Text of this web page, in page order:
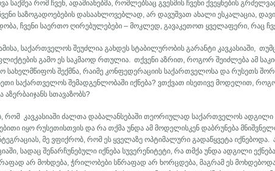
საქმეა რომ ჩვენ, ადამიანებმა, რომლებსაც გვესმის ჩვენი ქვეყნების
საზოგადოებების დასაახლოვებლად, არ დავუშვათ ახალი ესკალაცია,
ჩვენი საერთო ღირებულებები – მოკლედ, გავაკეთოთ ყველაფერი, რაც
საქართველოს შეუძლია გახდეს სტაბილურობის გარანტი კავკასიაში,
გამო ეს საკმაოდ რთულია. თქვენი აზრით, როგორ შეიძლება ამ
სახელმწიფოს შექმნა, რაიმე კონფედერაციის საქართველოსა და რუსეთს
საქართველოს შემადგენლობაში იქნება? ვთქვათ ისეთივე მოდელით,
სთავაზობს?
რომ კავკასიაში ძალთა დაბალანსებაში თეორიულად საქართველოს
იყო რუსეთისთვის და რა თქმა უნდა ამ მოდელისკენ დაბრუნება
მე ვფიქრობ, რომ ეს ყველაზე ოპტიმალური გადაწყვეტა
სადაც შენარჩუნებული იქნება სუვერენიტეტი, რა თმქა უნდა ადგილი
არ მოხდება, ჭრილობები სწრაფად არ ხორცდება, მაგრამ ეს